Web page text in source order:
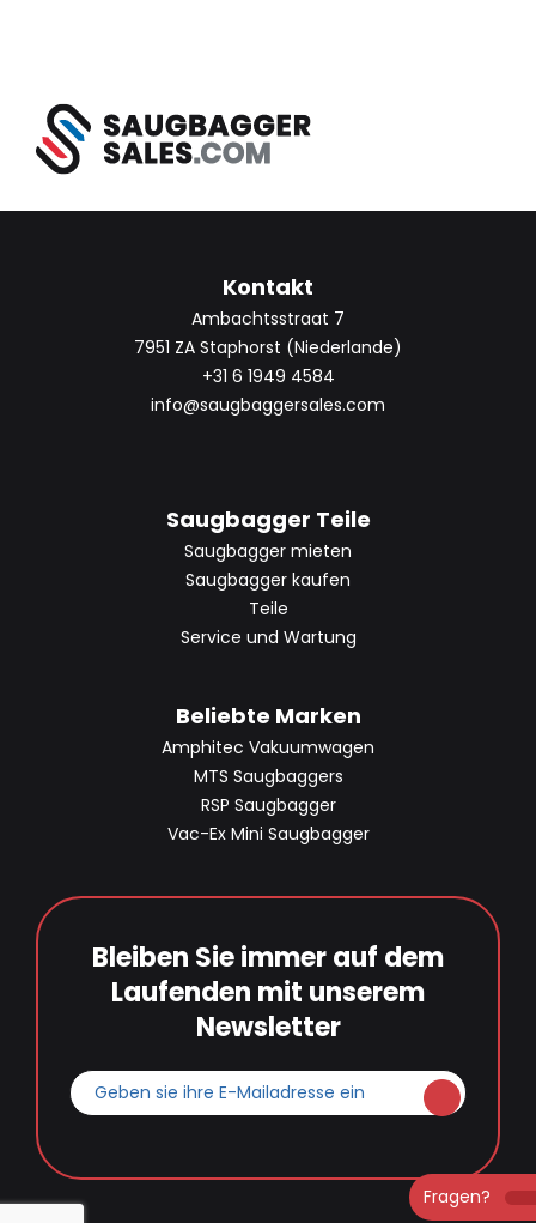
Kontakt
Ambachtsstraat 7
7951 ZA Staphorst (Niederlande)
+31 6 1949 4584
info@saugbaggersales.com
Saugbagger Teile
Saugbagger mieten
Saugbagger kaufen
Teile
Service und Wartung
Beliebte Marken
Amphitec Vakuumwagen
MTS Saugbaggers
RSP Saugbagger
Vac-Ex Mini Saugbagger
Bleiben Sie immer auf dem
Laufenden mit unserem
Newsletter
Geben
sie
E-
Fragen?